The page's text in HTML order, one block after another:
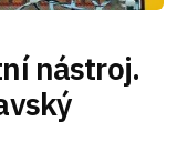
nástroj.